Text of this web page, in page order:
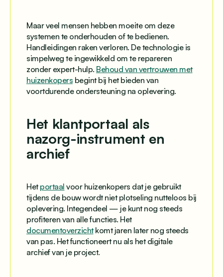
Maar veel mensen hebben moeite om deze
systemen te onderhouden of te bedienen.
Handleidingen raken verloren. De technologie is
simpelweg te ingewikkeld om te repareren
zonder expert-hulp. Behoud van vertrouwen met
huizenkopers begint bij het bieden van
voortdurende ondersteuning na oplevering.
Het klantportaal als
nazorg-instrument en
archief
Het portaal voor huizenkopers dat je gebruikt
tijdens de bouw wordt niet plotseling nutteloos bij
oplevering. Integendeel — je kunt nog steeds
profiteren van alle functies. Het
documentoverzichtkomt jaren later nog steeds
van pas. Het functioneert nu als het digitale
archief van je project.